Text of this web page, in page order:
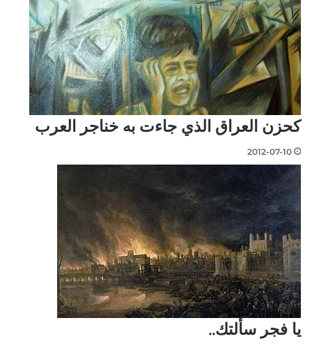
كحزن العراق الذي جاءت به خناجر العرب
2012-07-10
يا فجر سألتك..